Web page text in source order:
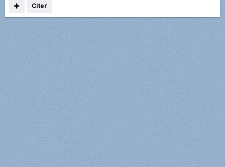
Citer